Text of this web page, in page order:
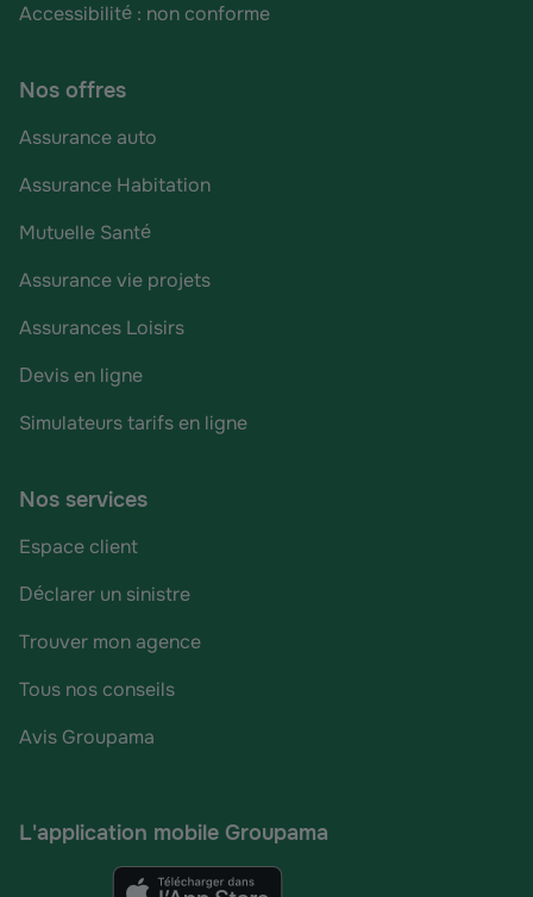
Accessibilité : non conforme
Nos offres
Assurance auto
Assurance Habitation
Mutuelle Santé
Assurance vie projets
Assurances Loisirs
Devis en ligne
Simulateurs tarifs en ligne
Nos services
Espace client
Déclarer un sinistre
Trouver mon agence
Tous nos conseils
Avis Groupama
L'application mobile Groupama